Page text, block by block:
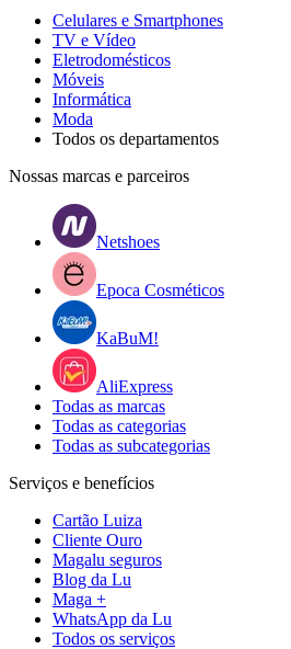
Celulares e Smartphones
TV e Vídeo
Eletrodomésticos
Móveis
Informática
Moda
Todos os departamentos
Nossas marcas e parceiros
Netshoes
Epoca Cosméticos
KaBuM!
AliExpress
Todas as marcas
Todas as categorias
Todas as subcategorias
Serviços e benefícios
Cartão Luiza
Cliente Ouro
Magalu seguros
Blog da Lu
Maga +
WhatsApp da Lu
Todos os serviços